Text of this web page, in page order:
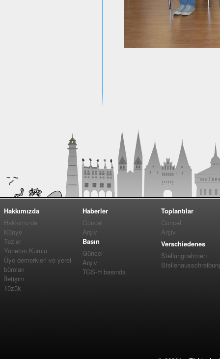
Hakkımızda
Hakkımızda
Künye
Tezler
Yönetim Kurulu
Üye dernerkleri ve yerel
büroları
İletişim
Tüzük
Haberler
Güncel
Arşiv
Basın
Güncel
Arşiv
TGS-H basında
Toplantılar
Güncel
Arşiv
Verschiedenes
Stellungnahmen